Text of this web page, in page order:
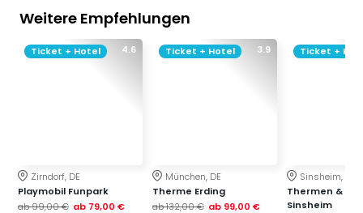
Weitere Empfehlungen
4.6
Ticket + Hotel
Zirndorf, DE
Playmobil Funpark
ab99,00 € ab 79,00 €
3.9
Ticket + Hotel
München, DE
Therme Erding
ab132,00 € ab 99,00 €
Ticket +
Sinsheim, DE
Thermen &
Sinsheim